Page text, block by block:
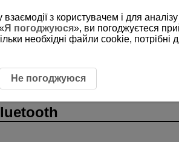
з користувачем і для
Я погоджуюся», ви погоджуєтеся
необхідні файли cookie, потрібні
Не погоджуюся